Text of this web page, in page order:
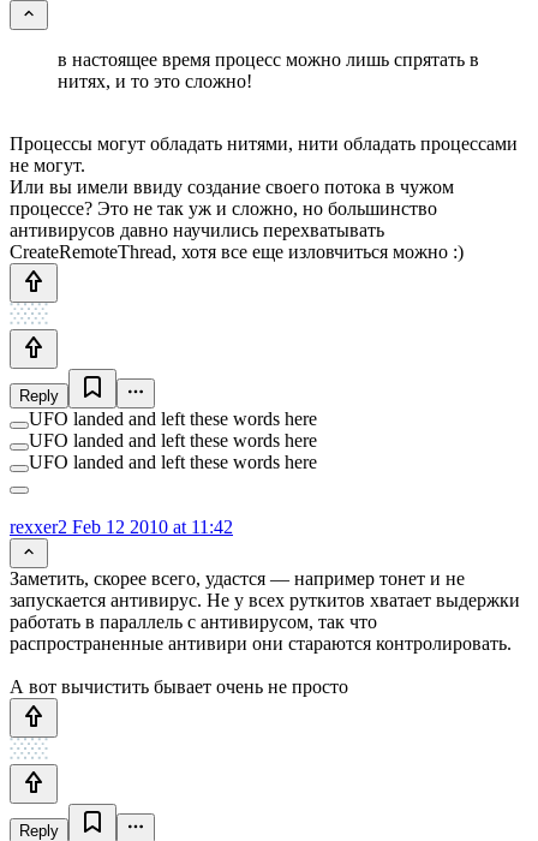
в настоящее время процесс можно лишь спрятать в
нитях, и то это сложно!
Процессы могут обладать нитями, нити обладать процессами
не могут.
Или вы имели ввиду создание своего потока в чужом
процессе? Это не так уж и сложно, но большинство
антивирусов давно научились перехватывать
CreateRemoteThread, хотя все еще изловчиться можно :)
Reply
UFO landed and left these words here
UFO landed and left these words here
UFO landed and left these words here
rexxer2 Feb 12 2010 at 11:42
Заметить, скорее всего, удастся — например тонет и не
запускается антивирус. Не у всех руткитов хватает выдержки
работать в параллель с антивирусом, так что
распространенные антивири они стараются контролировать.
А вот вычистить бывает очень не просто
Reply